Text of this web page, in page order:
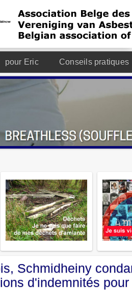
pour Eric Conseils pratiques
Schmidheiny
d'indemnités